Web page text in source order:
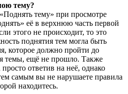
тему?
тему» при просмотре
её в верхнюю часть первой
этого не происходит, то это
поднятия тем могла быть
которое должно пройти до
темы, ещё не прошло. Также
ответив на неё, однако
самым вы не нарушаете правила
находитесь.